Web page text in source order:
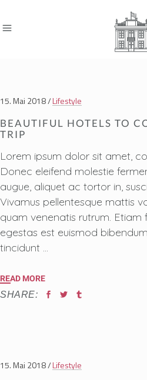
15. Mai 2018 Lifestyle
BEAUTIFUL HOTELS TO
TRIP
Lorem ipsum dolor sit amet,
Donec eleifend molestie
augue, aliquet ac tortor in,
Vivamus pellentesque mattis
quam venenatis rutrum. Etiam
egestas est euismod
tincidunt
READ MORE
SHARE:
15. Mai 2018 Lifestyle